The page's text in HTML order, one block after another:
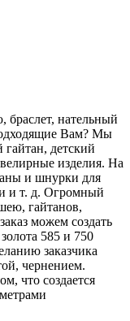
нательный
Вам? Мы
детский
изделия. На
и шнурки для
и т. д. Огромный
гайтанов,
можем создать
585 и 750
заказчика
чернением.
что создается